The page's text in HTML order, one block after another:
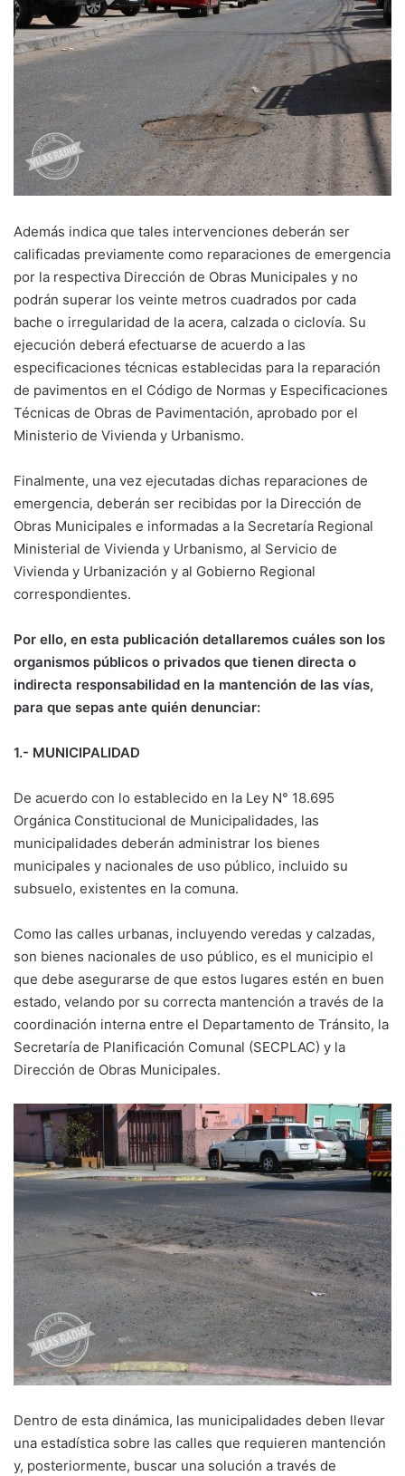
Además indica que tales intervenciones deberán ser
calificadas previamente como reparaciones de emergencia
por la respectiva Dirección de Obras Municipales y no
podrán superar los veinte metros cuadrados por cada
bache o irregularidad de la acera, calzada o ciclovía. Su
ejecución deberá efectuarse de acuerdo a las
especificaciones técnicas establecidas para la reparación
de pavimentos en el Código de Normas y Especificaciones
Técnicas de Obras de Pavimentación, aprobado por el
Ministerio de Vivienda y Urbanismo.
Finalmente, una vez ejecutadas dichas reparaciones de
emergencia, deberán ser recibidas por la Dirección de
Obras Municipales e informadas a la Secretaría Regional
Ministerial de Vivienda y Urbanismo, al Servicio de
Vivienda y Urbanización y al Gobierno Regional
correspondientes.
Por ello, en esta publicación detallaremos cuáles son los
organismos públicos o privados que tienen directa o
indirecta responsabilidad en la mantención de las vías,
para que sepas ante quién denunciar:
1.- MUNICIPALIDAD
De acuerdo con lo establecido en la Ley N° 18.695
Orgánica Constitucional de Municipalidades, las
municipalidades deberán administrar los bienes
municipales y nacionales de uso público, incluido su
subsuelo, existentes en la comuna.
Como las calles urbanas, incluyendo veredas y calzadas,
son bienes nacionales de uso público, es el municipio el
que debe asegurarse de que estos lugares estén en buen
estado, velando por su correcta mantención a través de la
coordinación interna entre el Departamento de Tránsito, la
Secretaría de Planificación Comunal (SECPLAC) y la
Dirección de Obras Municipales.
Dentro de esta dinámica, las municipalidades deben llevar
una estadística sobre las calles que requieren mantención
y, posteriormente, buscar una solución a través de